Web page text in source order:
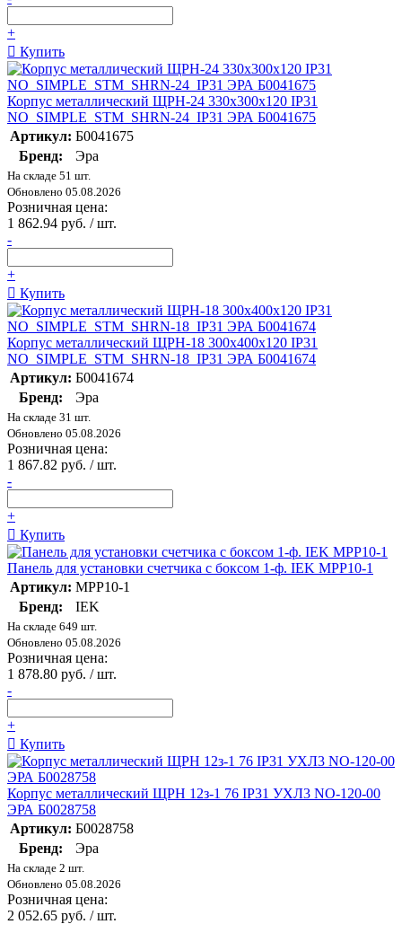
+
Купить
Корпус металлический ЩРН-24 330х300х120 IP31
NO_SIMPLE_STM_SHRN-24_IP31 ЭРА Б0041675
Артикул: Б0041675
Бренд:
Эра
На складе 51 шт.
Обновлено 05.08.2026
Розничная цена:
1 862.94 руб. / шт.
-
+
Купить
Корпус металлический ЩРН-18 300х400х120 IP31
NO_SIMPLE_STM_SHRN-18_IP31 ЭРА Б0041674
Артикул: Б0041674
Бренд:
Эра
На складе 31 шт.
Обновлено 05.08.2026
Розничная цена:
1 867.82 руб. / шт.
-
+
Купить
Панель для установки счетчика с боксом 1-ф. IEK MPP10-1
Артикул: MPP10-1
Бренд:
IEK
На складе 649 шт.
Обновлено 05.08.2026
Розничная цена:
1 878.80 руб. / шт.
-
+
Купить
Корпус металлический ЩРН 12з-1 76 IP31 УХЛ3 NO-120-00
ЭРА Б0028758
Артикул: Б0028758
Бренд:
Эра
На складе 2 шт.
Обновлено 05.08.2026
Розничная цена:
2 052.65 руб. / шт.